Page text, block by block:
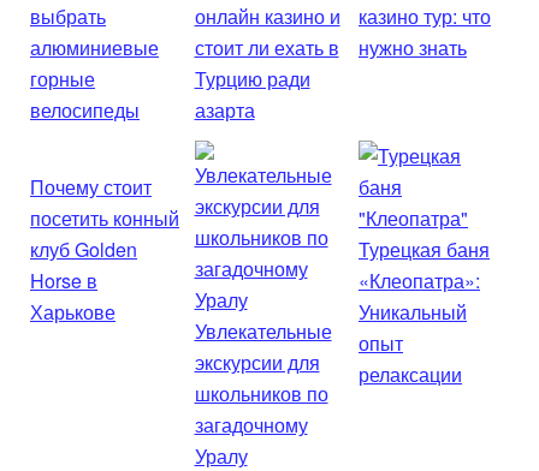
выбрать
алюминиевые
горные
велосипеды
онлайн казино и
стоит ли ехать в
Турцию ради
азарта
казино тур: что
нужно знать
Почему стоит
посетить конный
клуб Golden
Horse в
Харькове
Увлекательные
экскурсии для
школьников по
загадочному
Уралу
Турецкая баня
«Клеопатра»:
Уникальный
опыт
релаксации